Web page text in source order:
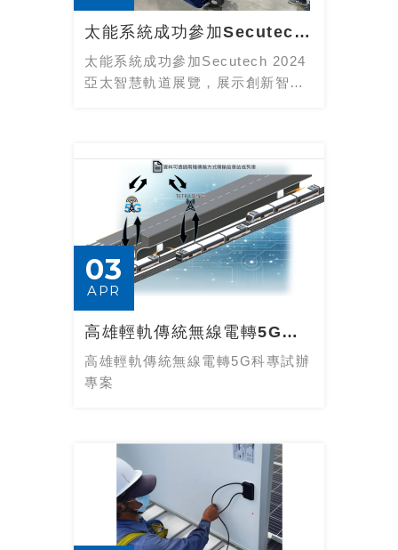
太能系統成功參加Secutech 2024亞太智慧軌道展覽，展示創新智慧軌道解決...
太能系統成功參加Secutech 2024
亞太智慧軌道展覽，展示創新智慧
03
APR
高雄輕軌傳統無線電轉5G科專試辦專案
高雄輕軌傳統無線電轉5G科專試辦
專案